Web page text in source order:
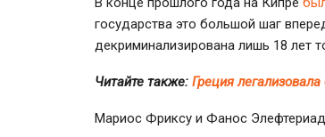
государства это большой шаг
декриминализирована лишь 18 лет
Читайте также: Греция
Мариос Фриксу и Фанос